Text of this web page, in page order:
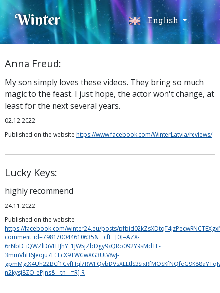
Winter English
Anna Freud:
My son simply loves these videos. They bring so much
magic to the feast. I just hope, the actor won't change, at
least for the next several years.
02.12.2022
Published on the website https://www.facebook.com/WinterLatvia/reviews/
Lucky Keys:
highly recommend
24.11.2022
Published on the website
https://facebook.com/winter24.eu/posts/
comment_id=798170044610635&__cft__[0]=AZX-
6rNbD_iQWZlDiVLHJhY_1JW5jZbDgy9xQRo092Y9sMdTL-
3mmVhH6Jeoju7LCLcX9TWGwXG3UtV8vJ-
n2kysj8ZO-ePjns&__tn__=R]-R